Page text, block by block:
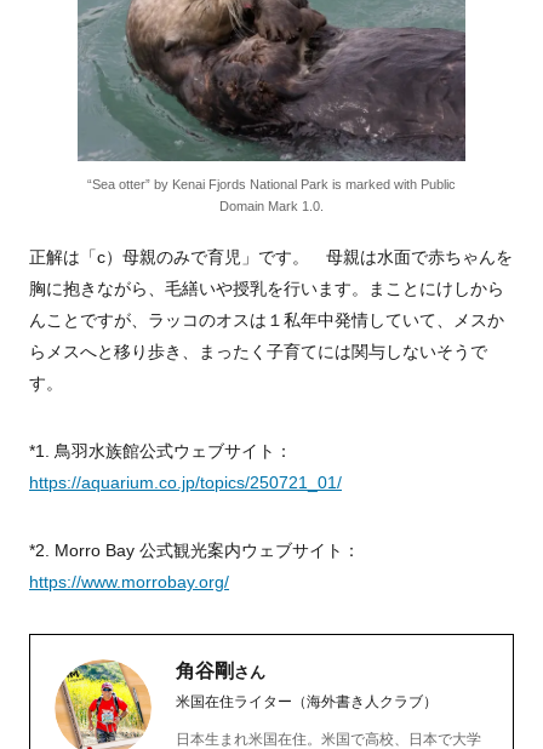
“Sea otter” by Kenai Fjords National Park is marked with Public
Domain Mark 1.0.
正解は「c）母親のみで育児」です。 母親は水面で赤ちゃんを
胸に抱きながら、毛繕いや授乳を行います。まことにけしから
んことですが、ラッコのオスは１私年中発情していて、メスか
らメスへと移り歩き、まったく子育てには関与しないそうで
す。
*1. 鳥羽水族館公式ウェブサイト：
https://aquarium.co.jp/topics/250721_01/
*2. Morro Bay 公式観光案内ウェブサイト：
https://www.morrobay.org/
角谷剛 さん
米国在住ライター（海外書き人クラブ）
日本生まれ米国在住。米国で高校、日本で大学